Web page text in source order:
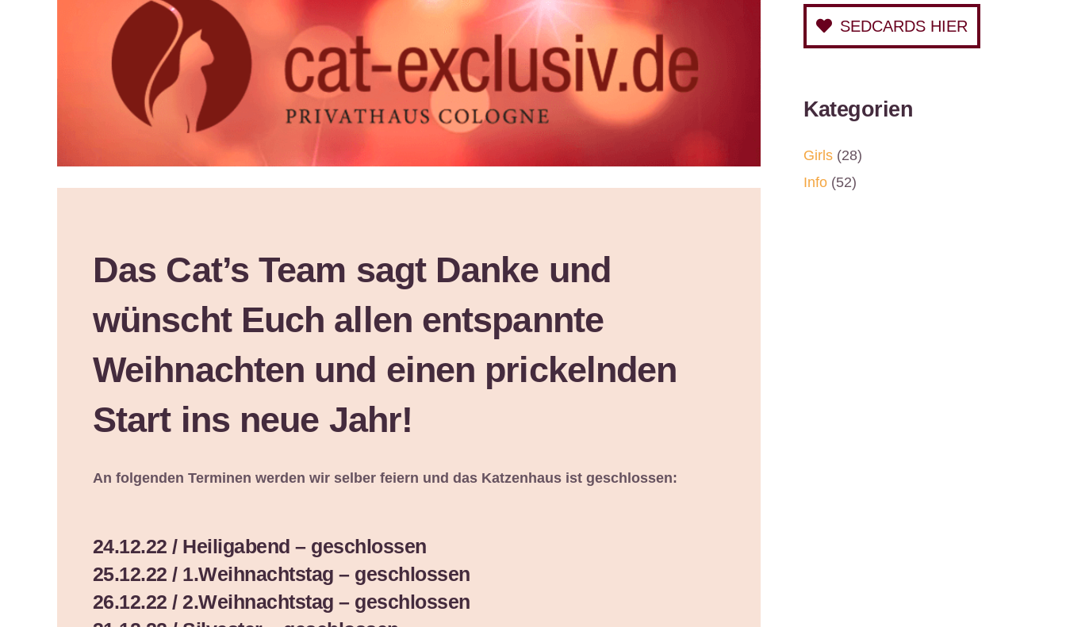
Das Cat’s Team sagt Danke und
wünscht Euch allen entspannte
Weihnachten und einen prickelnden
Start ins neue Jahr!
An folgenden Terminen werden wir selber feiern und das Katzenhaus ist geschlossen:
24.12.22 / Heiligabend – geschlossen
25.12.22 / 1.Weihnachtstag – geschlossen
26.12.22 / 2.Weihnachtstag – geschlossen
SEDCARDS HIER
Kategorien
Girls(28)
Info(52)